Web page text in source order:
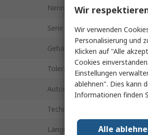
Nennleistung
Serie
Gehäusegröße
Toleranz
Automobilstandard
Technologie
Länge
Wir
Wir verwenden
Personalisierung und
Klicken auf "Alle
Cookies
Einstellungen
ablehnen". Dies kann
Informationen finden
Alle